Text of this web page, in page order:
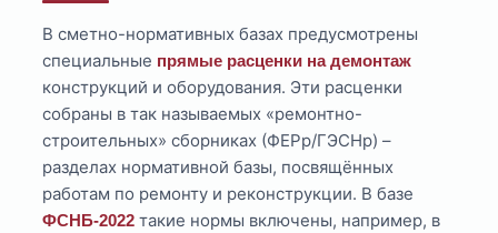
В сметно-нормативных базах предусмотрены
специальные прямые расценки на демонтаж
конструкций и оборудования. Эти расценки
собраны в так называемых «ремонтно-
строительных» сборниках (ФЕРр/ГЭСНр) –
разделах нормативной базы, посвящённых
работам по ремонту и реконструкции. В базе
ФСНБ-2022 такие нормы включены, например, в